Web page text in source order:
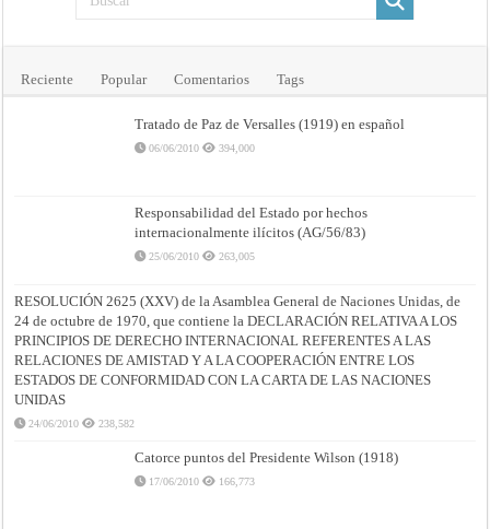
Reciente Popular Comentarios Tags
Tratado de Paz de Versalles (1919) en español
06/06/2010 394,000
Responsabilidad del Estado por hechos
internacionalmente ilícitos (AG/56/83)
25/06/2010 263,005
RESOLUCIÓN 2625 (XXV) de la Asamblea General de Naciones Unidas, de
24 de octubre de 1970, que contiene la DECLARACIÓN RELATIVA A LOS
PRINCIPIOS DE DERECHO INTERNACIONAL REFERENTES A LAS
RELACIONES DE AMISTAD Y A LA COOPERACIÓN ENTRE LOS
ESTADOS DE CONFORMIDAD CON LA CARTA DE LAS NACIONES
UNIDAS
24/06/2010 238,582
Catorce puntos del Presidente Wilson (1918)
17/06/2010 166,773